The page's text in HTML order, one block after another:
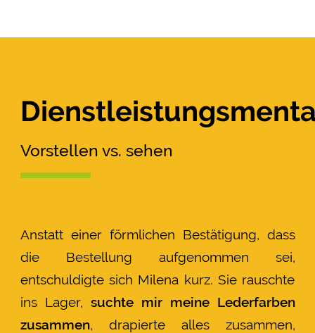
Vorstellen vs. sehen
Anstatt einer förmlichen Bestätigung, dass
die Bestellung aufgenommen sei,
entschuldigte sich Milena kurz. Sie rauschte
ins Lager, suchte mir meine Lederfarben
zusammen, drapierte alles zusammen,